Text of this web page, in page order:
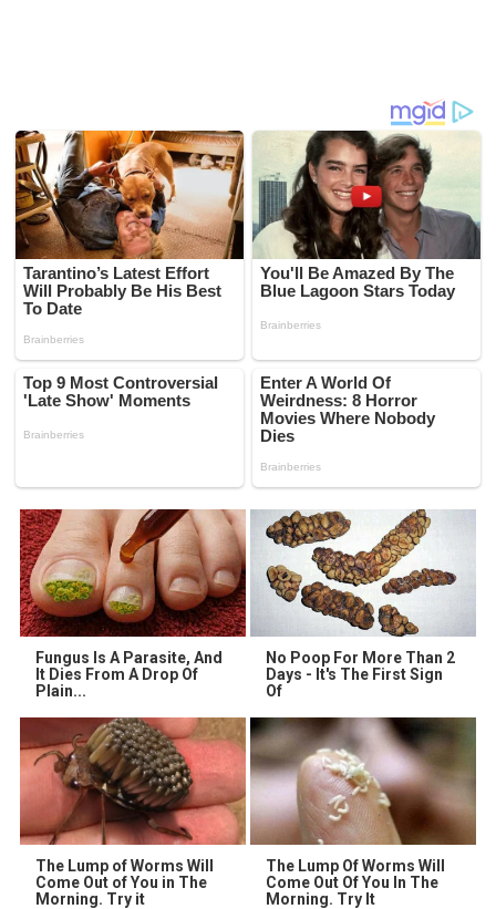
Fungus Is A Parasite, And
It Dies From A Drop Of
Plain...
No Poop For More Than 2
Days - It's The First Sign
Of
The Lump of Worms Will
Come Out of You in The
Morning. Try it
The Lump Of Worms Will
Come Out Of You In The
Morning. Try It